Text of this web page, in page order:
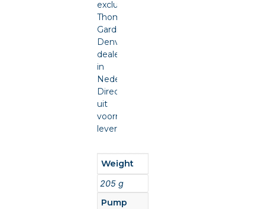
exclusief
Thomas
Gardner
Denver
dealer
in
Nederland.
Direct
uit
voorraad
leverbaar.
Weight
205 g
Pump